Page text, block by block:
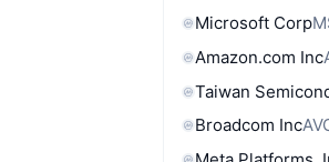
Microsoft Corp
Amazon.com Inc
Taiwan
Broadcom Inc